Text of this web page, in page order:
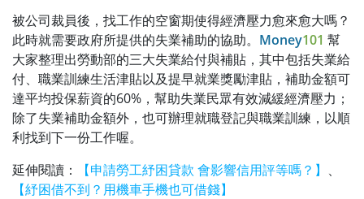
被公司裁員後，找工作的空窗期使得經濟壓力愈來愈大嗎？
此時就需要政府所提供的失業補助的協助。 Money101 幫
大家整理出勞動部的三大失業給付與補貼，其中包括失業給
付、職業訓練生活津貼以及提早就業獎勵津貼，補助金額可
達平均投保薪資的60%，幫助失業民眾有效減緩經濟壓力；
除了失業補助金額外，也可辦理就職登記與職業訓練，以順
利找到下一份工作喔。
延伸閱讀：
【申請勞工紓困貸款 會影響信用評等嗎？】 、
【紓困借不到？用機車手機也可借錢】